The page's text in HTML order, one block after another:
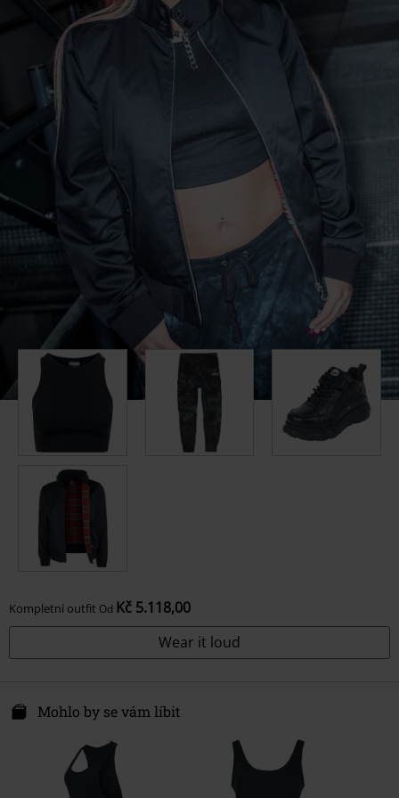
Kompletní outfit Od Kč 5.118,00
Wear it loud
Mohlo by se vám líbit